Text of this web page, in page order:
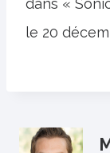
le 20